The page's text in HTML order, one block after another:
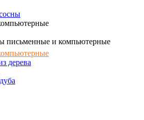
письменные и компьютерные
дерева